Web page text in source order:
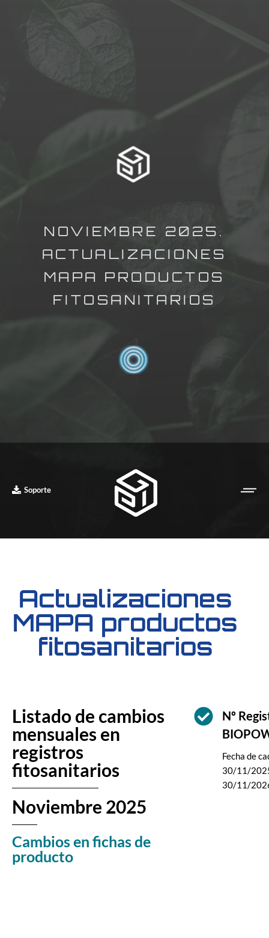
Soporte
NOVIEMBRE 2025.
ACTUALIZACIONES
MAPA PRODUCTOS
FITOSANITARIOS
Actualizaciones
MAPA productos
fitosanitarios
Listado de cambios
mensuales en
registros
fitosanitarios
Noviembre 2025
Cambios en fichas de
producto
Nº
Fecha de
30/11/
30/11/